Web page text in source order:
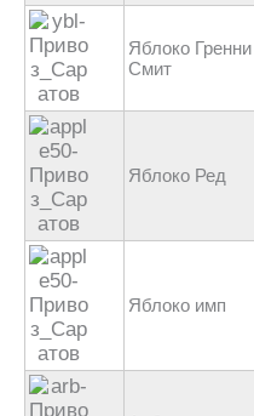
Яблоко Гренни
Смит
Яблоко Ред
Яблоко имп